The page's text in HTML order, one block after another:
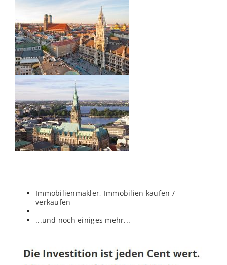
Immobilienmakler, Immobilien kaufen /
verkaufen
...und noch einiges mehr...